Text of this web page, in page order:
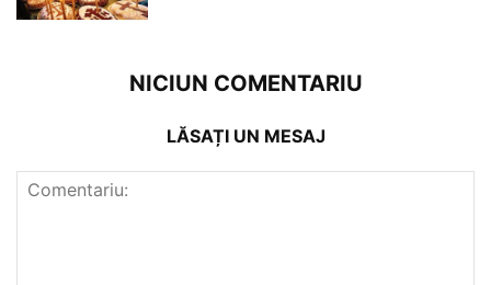
NICIUN COMENTARIU
LĂSAȚI UN MESAJ